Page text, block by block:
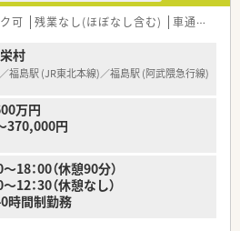
可 残業なし(ほぼなし含む) 車通勤可
村
福島駅 (JR東北本線)／福島駅 (阿武隈急行線)
万円
370,000円
18：00（休憩90分）
：30（休憩なし）
時間制勤務